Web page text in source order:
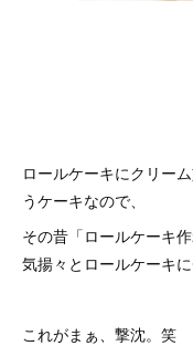
ロールケーキにクリー
うケーキなので、
その昔「ロールケーキ
気揚々とロールケーキに
これがまぁ、撃沈。笑